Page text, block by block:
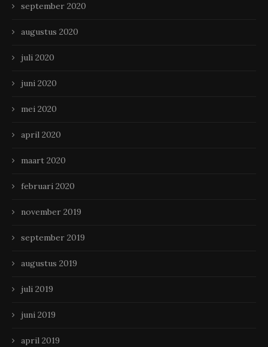
september 2020
augustus 2020
juli 2020
juni 2020
mei 2020
april 2020
maart 2020
februari 2020
november 2019
september 2019
augustus 2019
juli 2019
juni 2019
april 2019